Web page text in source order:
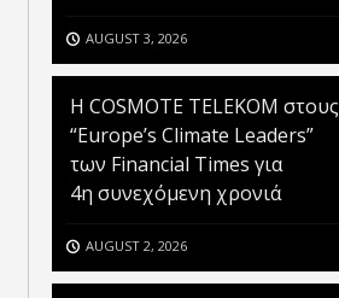
AUGUST 3, 2026
Η COSMOTE TELEKOM στους
“Europe’s Climate Leaders”
των Financial Times για
4η συνεχόμενη χρονιά
AUGUST 2, 2026